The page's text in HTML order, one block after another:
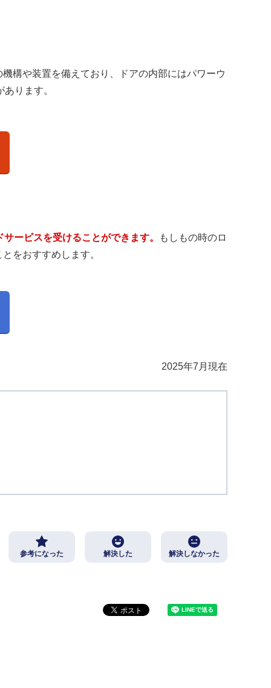
構や装置を備えており、ドアの内部にはパワーウ
ります。
ービスを受けることができます。
もしもの時のロ
をおすすめします。
2025年7月現在
参考になった 解決した 解決しなかった